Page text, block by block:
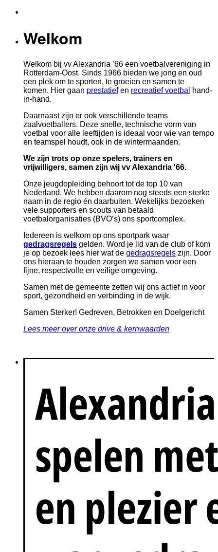
Welkom
Welkom bij vv Alexandria ’66 een voetbalvereniging in
Rotterdam-Oost. Sinds 1966 bieden we jong en oud
een plek om te sporten, te groeien en samen te
komen. Hier gaan prestatiefen recreatief voetbal
hand-
in-hand.
Daarnaast zijn er ook verschillende teams
zaalvoetballers. Deze snelle, technische vorm van
voetbal voor alle leeftijden is ideaal voor wie van tempo
en teamspel houdt, ook in de wintermaanden.
We zijn trots op onze spelers, trainers en
vrijwilligers, samen zijn wij vv Alexandria '66.
Onze jeugdopleiding behoort tot de top 10 van
Nederland. We hebben daarom nog steeds een sterke
naam in de regio én daarbuiten. Wekelijks bezoeken
vele supporters en scouts van betaald
voetbalorganisaties (BVO’s) ons sportcomplex.
Iedereen is welkom op ons sportpark waar
gedragsregels gelden. Word je lid van de club of kom
je op bezoek lees hier wat de gedragsregels zijn. Door
ons hieraan te houden zorgen we samen voor een
fijne, respectvolle en veilige omgeving.
Samen met de gemeente zetten wij ons actief in voor
sport, gezondheid en verbinding in de wijk.
Samen Sterker! Gedreven, Betrokken en Doelgericht
Lees meer over onze drive & kernwaarden